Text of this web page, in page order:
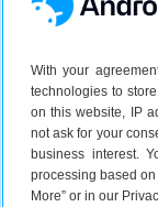
With your
technologies to
on this website, IP
not ask for your
business interest.
processing based
More” or in our
het kleinere
processor snel
games en het
Ook maak je
hoofdcamera
batterij met
smartphone